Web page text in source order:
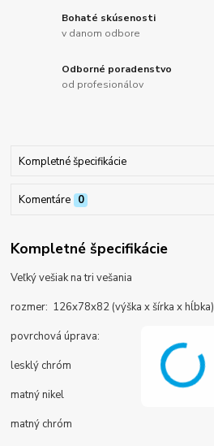
Bohaté skúsenosti
v danom odbore
Odborné poradenstvo
od profesionálov
Kompletné špecifikácie
Komentáre 0
Kompletné špecifikácie
Veľký vešiak na tri vešania
rozmer: 126x78x82 (výška x šírka x hĺbka)
povrchová úprava:
lesklý chróm
matný nikel
matný chróm